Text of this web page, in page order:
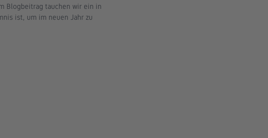
Blogbeitrag tauchen wir ein in
ist, um im neuen Jahr zu